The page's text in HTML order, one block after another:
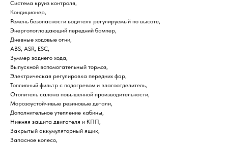
Система круиз контроля,
Кондиционер,
Ремень безопасности водителя регулируемый по высоте,
Энергопоглощающий передний бампер,
Дневные ходовые огни,
ABS, ASR, ESC,
Зуммер заднего хода,
Выпускной вспомогательный тормоз,
Электрическая регулировка передних фар,
Топливный фильтр с подогревом и влагоотделитель,
Отопитель салона повышенной производительности,
Морозоустойчивые резиновые детали,
Дополнительное утепление кабины,
Нижняя защита двигателя и КПП,
Закрытый аккумуляторный ящик,
Запасное колесо,